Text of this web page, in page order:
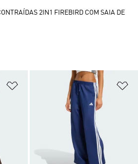
Adicionar à Lista de Desejos
2IN1 FIREBIRD COM SAIA DE